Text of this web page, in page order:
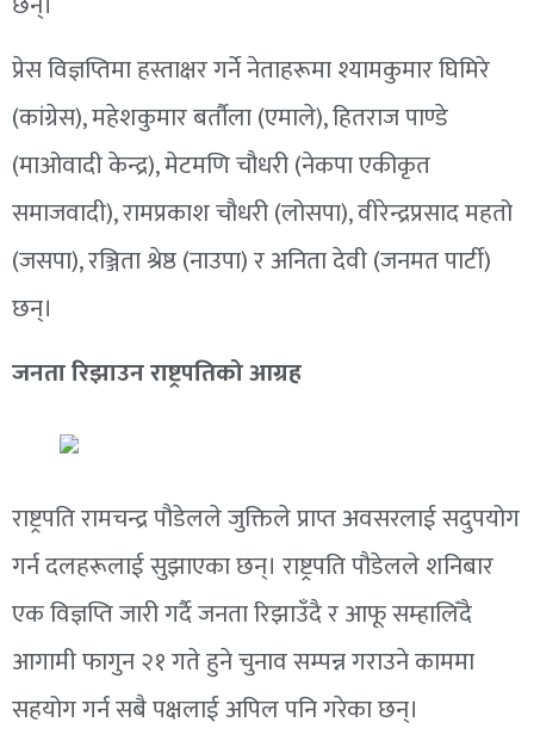
प्रेस विज्ञप्तिमा हस्ताक्षर गर्ने नेताहरूमा श्यामकुमार घिमिरे
(कांग्रेस), महेशकुमार बर्तौला (एमाले), हितराज पाण्डे
(माओवादी केन्द्र), मेटमणि चौधरी (नेकपा एकीकृत
समाजवादी), रामप्रकाश चौधरी (लोसपा), वीरेन्द्रप्रसाद महतो
(जसपा), रञ्जिता श्रेष्ठ (नाउपा) र अनिता देवी (जनमत पार्टी)
छन्।
जनता रिझाउन राष्ट्रपतिको आग्रह
राष्ट्रपति रामचन्द्र पौडेलले जुक्तिले प्राप्त अवसरलाई सदुपयोग
गर्न दलहरूलाई सुझाएका छन्। राष्ट्रपति पौडेलले शनिबार
एक विज्ञप्ति जारी गर्दै जनता रिझाउँदै र आफू सम्हालिँदै
आगामी फागुन २१ गते हुने चुनाव सम्पन्न गराउने काममा
सहयोग गर्न सबै पक्षलाई अपिल पनि गरेका छन्।